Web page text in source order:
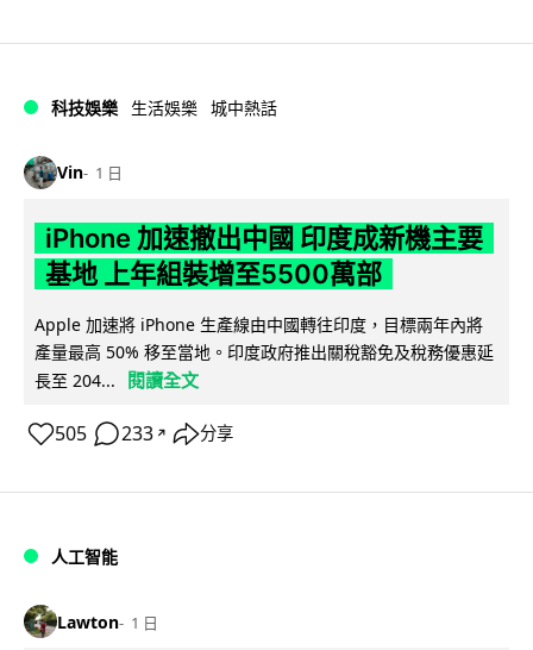
科技娛樂 生活娛樂 城中熱話
Vin 1 日
iPhone 加速撤出中國 印度成新機主要
基地 上年組裝增至5500萬部
Apple 加速將 iPhone 生產線由中國轉往印度，目標兩年內將
產量最高 50% 移至當地。印度政府推出關稅豁免及稅務優惠延
長至 204...
閱讀全文
505 233 ↗ 分享
人工智能
Lawton 1 日